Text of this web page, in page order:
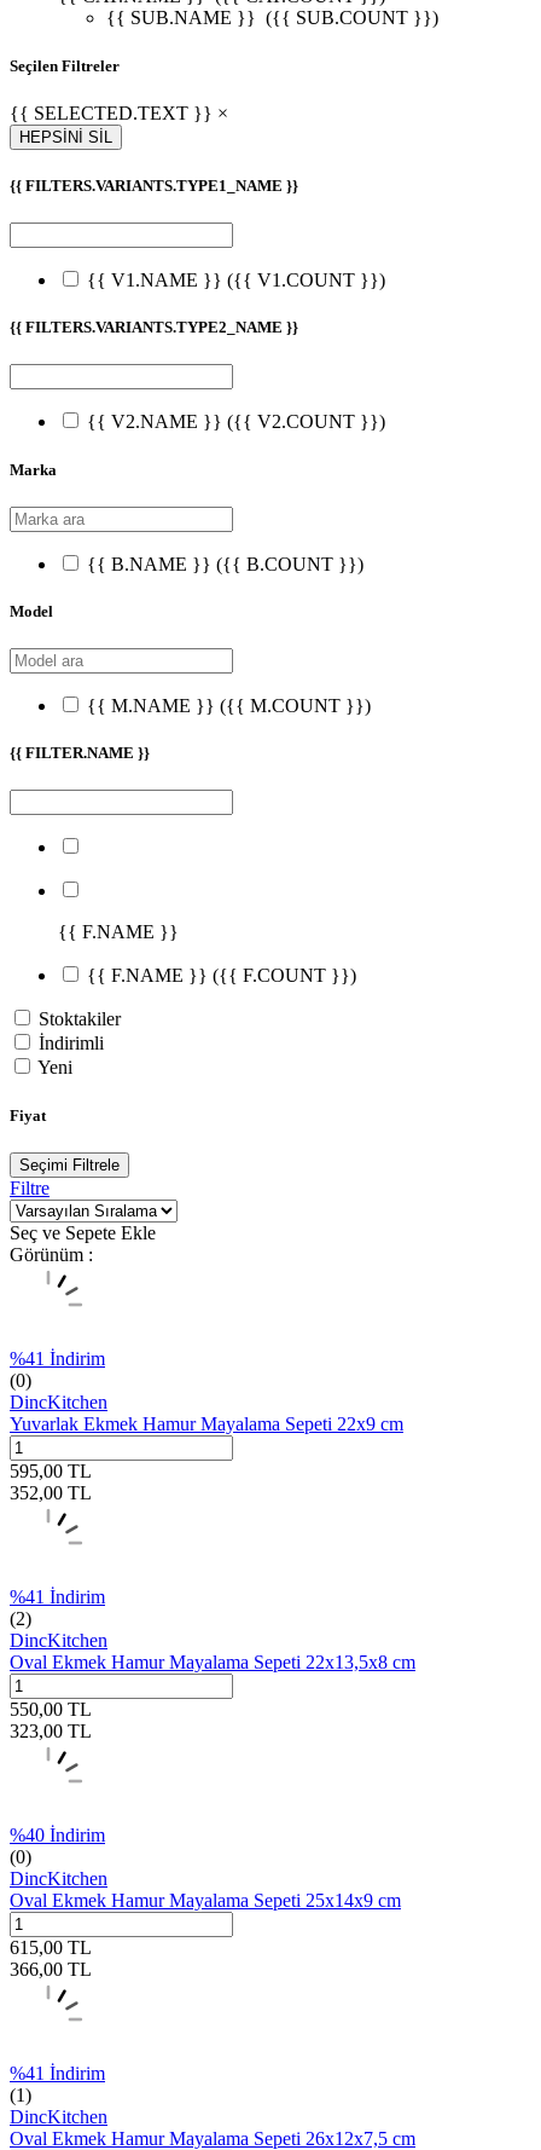
{{ SUB.NAME }} ({{ SUB.COUNT }})
Seçilen Filtreler
{{ SELECTED.TEXT }} ×
HEPSİNİ SİL
{{ FILTERS.VARIANTS.TYPE1_NAME }}
{{ V1.NAME }} ({{ V1.COUNT }})
{{ FILTERS.VARIANTS.TYPE2_NAME }}
{{ V2.NAME }} ({{ V2.COUNT }})
Marka
{{ B.NAME }} ({{ B.COUNT }})
Model
{{ M.NAME }} ({{ M.COUNT }})
{{ FILTER.NAME }}
{{ F.NAME }}
{{ F.NAME }} ({{ F.COUNT }})
Stoktakiler
İndirimli
Yeni
Fiyat
Seçimi Filtrele
Filtre
Seç ve Sepete Ekle
Görünüm :
%41 İndirim
(0)
DincKitchen
Yuvarlak Ekmek Hamur Mayalama Sepeti 22x9 cm
595,00 TL
352,00 TL
%41 İndirim
(2)
DincKitchen
Oval Ekmek Hamur Mayalama Sepeti 22x13,5x8 cm
550,00 TL
323,00 TL
%40 İndirim
(0)
DincKitchen
Oval Ekmek Hamur Mayalama Sepeti 25x14x9 cm
615,00 TL
366,00 TL
%41 İndirim
(1)
DincKitchen
Oval Ekmek Hamur Mayalama Sepeti 26x12x7,5 cm